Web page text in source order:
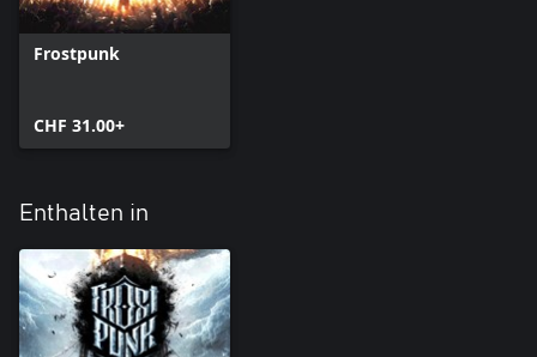
Frostpunk
CHF 31.00+
Enthalten in